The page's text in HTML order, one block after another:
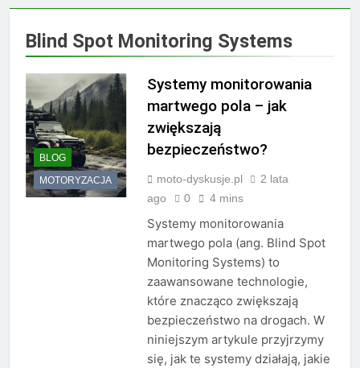
Blind Spot Monitoring Systems
BLOG
MOTORYZACJA
Systemy monitorowania
martwego pola – jak
zwiększają
bezpieczeństwo?
moto-dyskusje.pl
2 lata
ago
0 4 mins
Systemy monitorowania
martwego pola (ang. Blind Spot
Monitoring Systems) to
zaawansowane technologie,
które znacząco zwiększają
bezpieczeństwo na drogach. W
niniejszym artykule przyjrzymy
się, jak te systemy działają, jakie